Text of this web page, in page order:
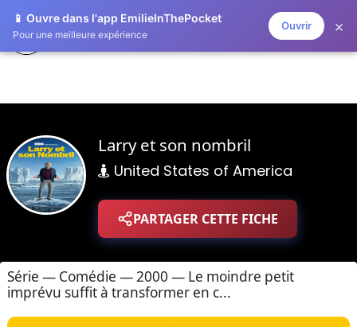
📱 Ouvre dans l'app EmilieInThePocket
Pour une meilleure expérience
Ouvrir ×
ZAPLISTOO
Larry et son nombril
United States of America
PARTAGER CETTE FICHE
Série — Comédie — 2000 — Le moindre petit
imprévu suffit à transformer en c...